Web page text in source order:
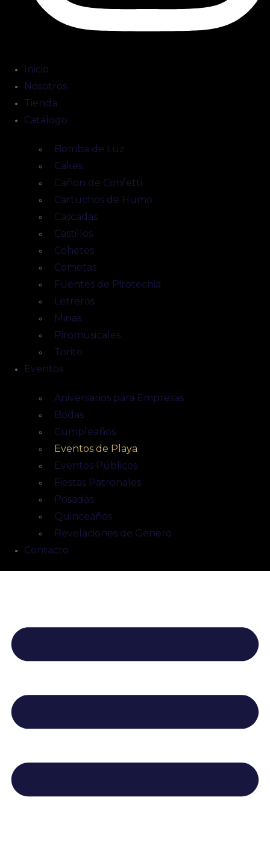
Inicio
Nosotros
Tienda
Catálogo
Bomba de Luz
Cakes
Cañon de Confetti
Cartuchos de Humo
Cascadas
Castillos
Cohetes
Cometas
Fuentes de Pirotecnia
Letreros
Minas
Piromusicales
Torito
Eventos
Aniversarios para Empresas
Bodas
Cumpleaños
Eventos de Playa
Eventos Públicos
Fiestas Patronales
Posadas
Quinceaños
Revelaciones de Género
Contacto